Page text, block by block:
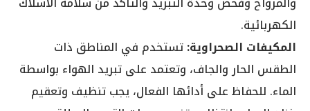
الكهربائية.
المكيفات الصحراوية:تستخدم في المناطق ذات
الطقس الحار والجاف، وتعتمد على تبريد الهواء بواسطة
الماء. للحفاظ على أدائها الفعال، يجب تنظيف وتعقيم